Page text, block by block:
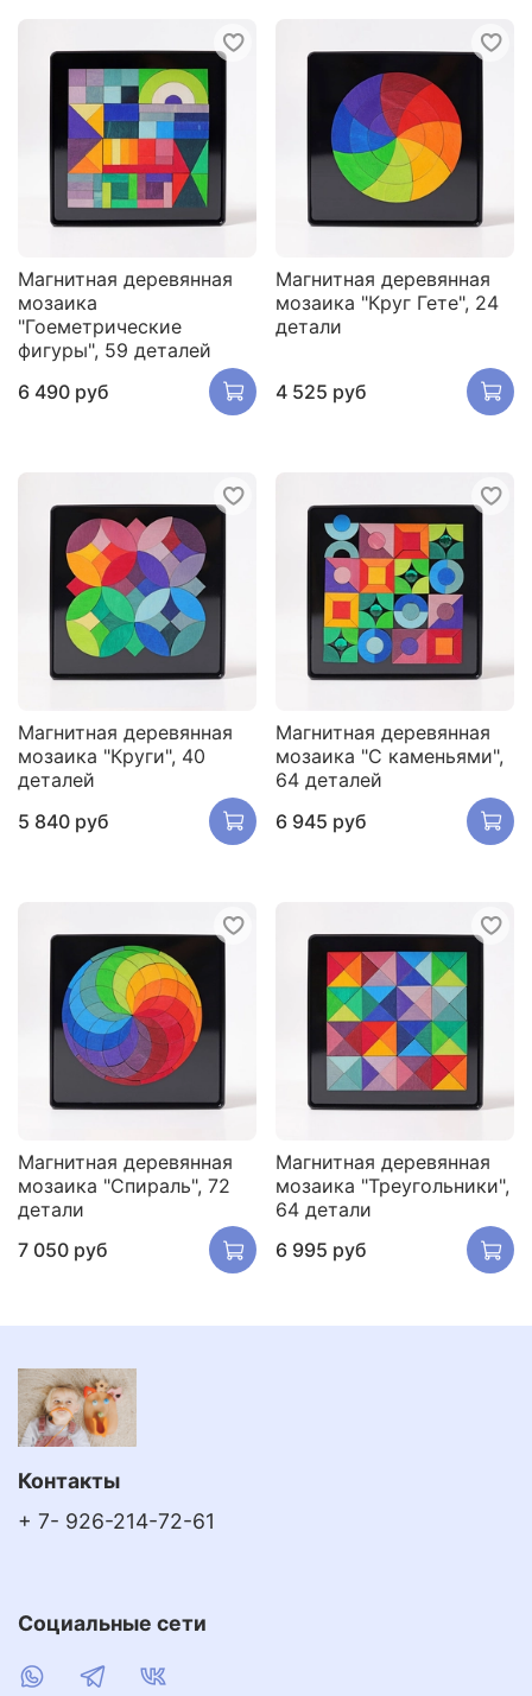
Магнитная деревянная
мозаика
"Гоеметрические
фигуры", 59 деталей
6 490 руб
Магнитная деревянная
мозаика "Круг Гете", 24
детали
4 525 руб
Магнитная деревянная
мозаика "Круги", 40
деталей
5 840 руб
Магнитная деревянная
мозаика "С каменьями",
64 деталей
6 945 руб
Магнитная деревянная
мозаика "Спираль", 72
детали
7 050 руб
Магнитная деревянная
мозаика "Треугольники",
64 детали
6 995 руб
Контакты
+ 7- 926-214-72-61
Социальные сети